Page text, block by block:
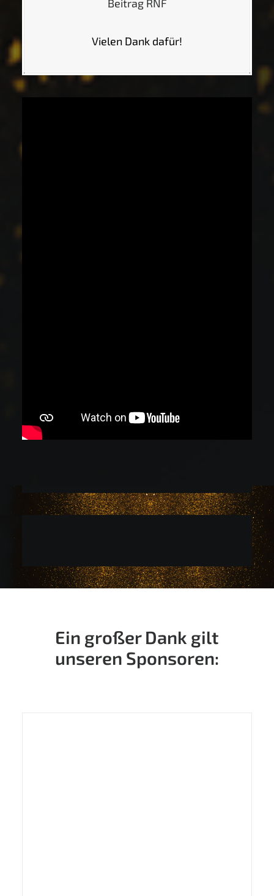
Beitrag RNF
Vielen Dank dafür!
Ein großer Dank gilt
unseren Sponsoren: